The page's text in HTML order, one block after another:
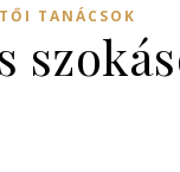
TANÁCSOK